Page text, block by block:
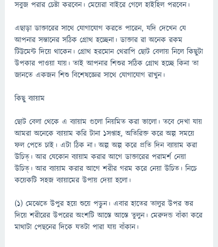
সবুজ পরার চেষ্টা করবেন। মেয়েরা বাইরে গেলে হাইহিল পরবেন।
এছাড়া ডাক্তারের সাথে যোগাযোগ করতে পারেন, যদি দেখেন যে
আপনার সন্তানের সঠিক গ্রোথ হচ্ছেনা। ডাক্তার রা অনেক রকম
টিট্টমেন্ট দিয়ে থাকেন। গ্রোথ হরমোন থেরাপি ছোট বেলায় নিলে কিছুটা
উপকার পাওয়া যায়। তাই আপনার শিশুর সঠিক গ্রোথ হচ্ছে কিনা তা
জানতে একজন শিশু বিশেষজ্ঞের সাথে যোগাযোগ রাখুন।
কিছু ব্যায়াম
ছোট বেলা থেকে এ ব্যায়াম গুলো নিয়মিত করা ভালো। তবে দেখা যায়
আমরা অনেকে ব্যায়াম করি টানা ১সপ্তাহ, অতিরিক্ত করে অল্প সময়ে
ফল পেতে চাই। এটা ঠিক না। অল্প অল্প করে প্রতি দিন ব্যায়াম করা
উচিত্। আর যেকোন ব্যায়াম করার আগে ডাক্তারের পরামর্শ নেয়া
উচিত্। আর ব্যায়াম করার আগে শরীর গরম করে নেয়া উচিত। নিচে
কয়েকটি সহজ ব্যায়ামের উপায় দেয়া হলো।
(১) মেঝেতে উপুর হয়ে শুয়ে পড়ুন। এবার হাতের তালুর উপর ভর
দিয়ে শরীরের উপরের অংশটি আস্তে আস্তে তুলুন। মেরুদন্ড বাঁকা করে
মাথাটা পেছনের দিকে যতটা পারা যায় বাঁকান।